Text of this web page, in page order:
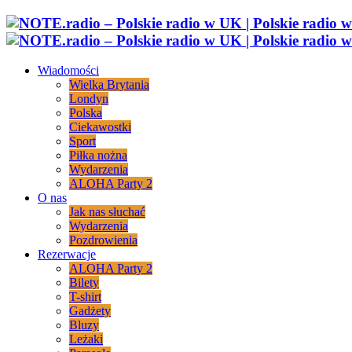
Wiadomości
Wielka Brytania
Londyn
Polska
Ciekawostki
Sport
Piłka nożna
Wydarzenia
ALOHA Party 2
O nas
Jak nas słuchać
Wydarzenia
Pozdrowienia
Rezerwacje
ALOHA Party 2
Bilety
T-shirt
Gadżety
Bluzy
Leżaki